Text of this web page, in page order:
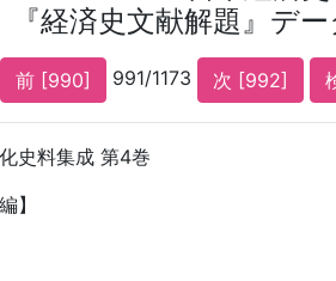
『経済史文献解題』デ
前 [990] 991/1173 次 [992]
史料集成 第4巻
】